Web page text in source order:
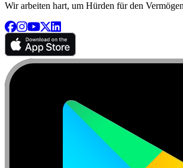
Wir arbeiten hart, um Hürden für den